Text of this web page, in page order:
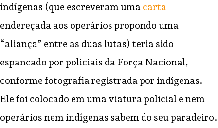
indígenas (que escreveram uma carta
endereçada aos operários propondo uma
“aliança” entre as duas lutas) teria sido
espancado por policiais da Força Nacional,
conforme fotografia registrada por indígenas.
Ele foi colocado em uma viatura policial e nem
operários nem indígenas sabem do seu paradeiro.